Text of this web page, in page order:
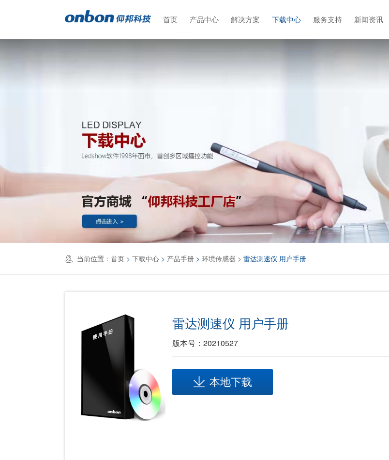
首页 产品中心 解决方案 下载中心 服务支持 新闻资讯
当前位置：首页 >下载中心 > 产品手册 >环境传感器 >雷达测速仪 用户手册
雷达测速仪 用户手册
版本号：20210527
本地下载